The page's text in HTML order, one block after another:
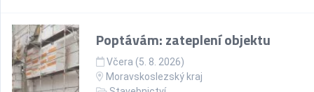
Poptávám: zateplení objektu
Včera (5. 8. 2026)
Moravskoslezský kraj